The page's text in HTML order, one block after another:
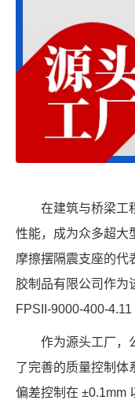
在建筑与桥梁工
性能，成为众多超大
摩擦摆隔震支座的代
胶制品有限公司作为
FPSII-9000-400-
作为源头工厂，
了完善的质量控制体
偏差控制在 ±0.1mm